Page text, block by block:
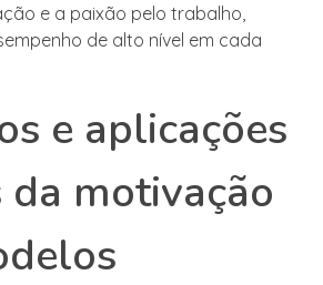
e a paixão pelo trabalho,
de alto nível em cada
e aplicações
da motivação